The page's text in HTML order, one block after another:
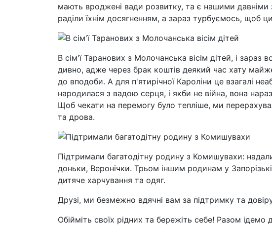
мають вроджені вади розвитку, та є нашими
раділи їхнім досягненням, а зараз турбуємось, щоб
В сім'ї Таранових з Молочанська вісім дітей, і зараз
дивно, адже через брак коштів деякий час хату
до вподоби. А для п'ятирічної Кароліни це взагалі
народилася з вадою серця, і якби не війна, вона
Щоб чекати на перемогу було тепліше, ми
та дрова.
Підтримали багатодітну родину з Комишувахи:
доньки, Веронічки. Трьом іншим родинам у
дитяче харчування та одяг.
Друзі, ми безмежно вдячні вам за підтримку та
Обійміть своїх рідних та бережіть себе! Разом ідемо